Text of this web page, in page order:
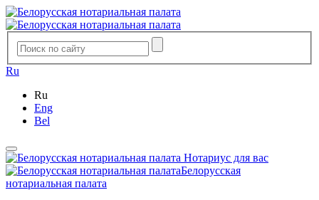
Ru
Ru
Eng
Bel
Нотариус для вас
Белорусская
нотариальная палата